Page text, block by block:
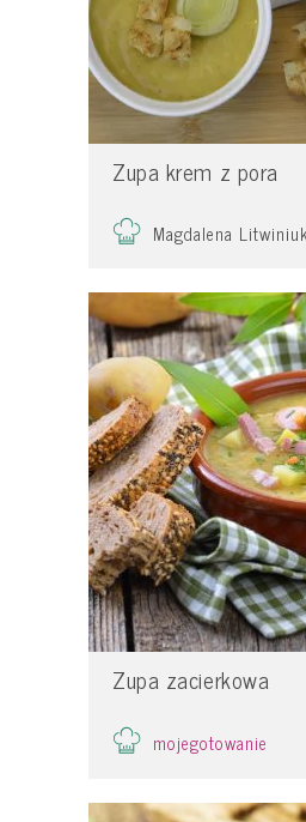
Zupa krem z pora
Magdalena
Zupa zacierkowa
mojegotowanie